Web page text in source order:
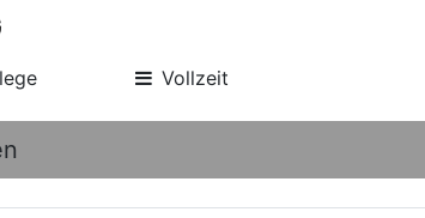
Vollzeit